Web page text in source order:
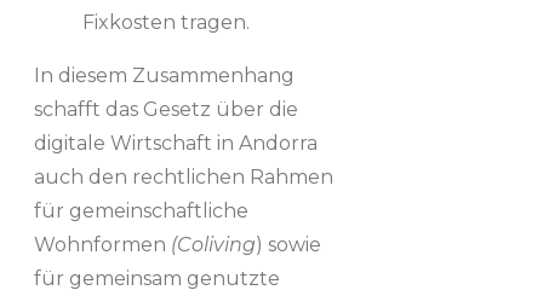
Fixkosten tragen.
In diesem Zusammenhang
schafft das Gesetz über die
digitale Wirtschaft in Andorra
auch den rechtlichen Rahmen
für gemeinschaftliche
Wohnformen (Coliving) sowie
für gemeinsam genutzte